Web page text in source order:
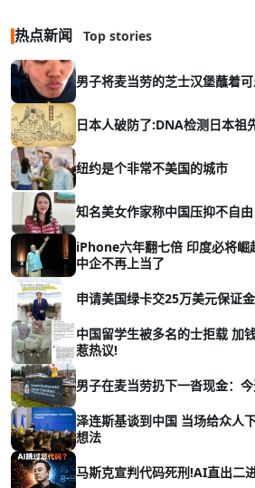
热点新闻 Top stories
男子将麦当劳的芝士汉堡蘸着
日本人破防了:DNA检测日本祖
纽约是个非常不美国的城市
知名美女作家称中国压抑不自
iPhone六年翻七倍 印度必将崛
中企不再上当了
申请美国绿卡交25万美元保证
中国留学生被多名的士拒载 加
惹热议!
男子在麦当劳扔下一沓现金：
泽连斯基谈到中国 当场给众人
想法
马斯克宣判代码死刑!AI直出二